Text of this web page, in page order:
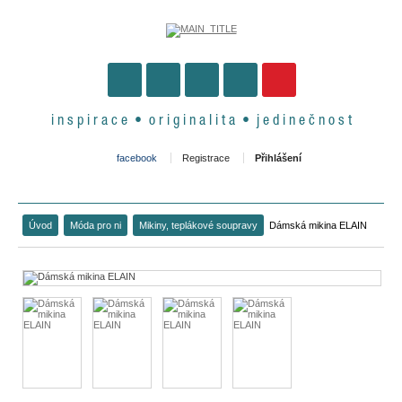
i n s p i r a c e • o r i g i n a l i t a • j e d i n e č n o s t
facebook Registrace Přihlášení
Úvod Móda pro ni Mikiny, teplákové soupravy Dámská mikina ELAIN